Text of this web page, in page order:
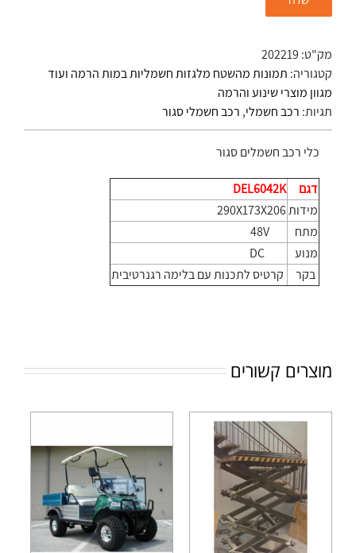
מק"ט: 202219
קטגוריה: תמונות מהשטח מלגזות חשמליות במות הרמה ועוד
מגוון מוצרי שינוע והרמה
תגיות: רכב חשמלי, רכב חשמלי סגור
כלי רכב חשמלים סגור
דגם
DEL6042K
מידות290X173X206
מתח
מנוע
בקר
קרטיס לתכנות עםבלימה רגנרטיבית
מוצרים קשורים